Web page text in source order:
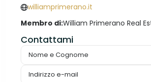
williamprimerano.it
Membro di:William Primerano Real
Contattami